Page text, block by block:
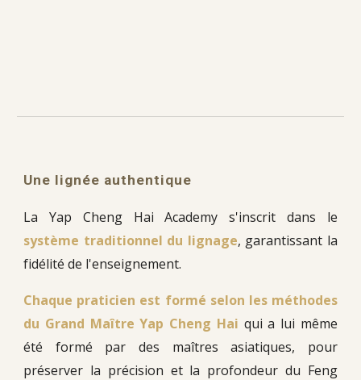
Une lignée authentique
La Yap Cheng Hai Academy s'inscrit dans le
système traditionnel du lignage, garantissant la
fidélité de l'enseignement.
Chaque praticien est formé selon les méthodes
du Grand Maître Yap Cheng Hai qui a lui même
été formé par des maîtres asiatiques, pour
préserver la précision et la profondeur du Feng